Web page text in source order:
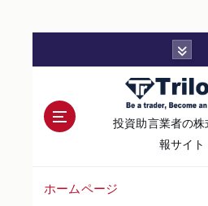
投資助言業者の株
報サイト
ホームページ